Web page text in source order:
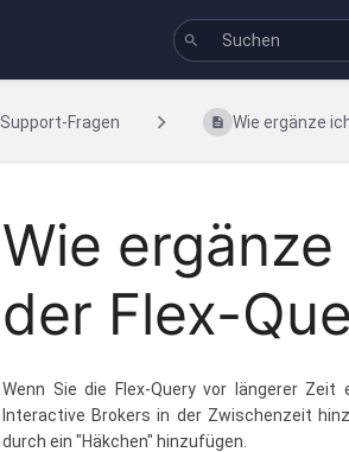
Support-Fragen Wie ergänze
Wie
der Flex-
Wenn Sie die Flex-Query vor längerer
Interactive Brokers in der Zwischenzeit
durch ein "Häkchen" hinzufügen.